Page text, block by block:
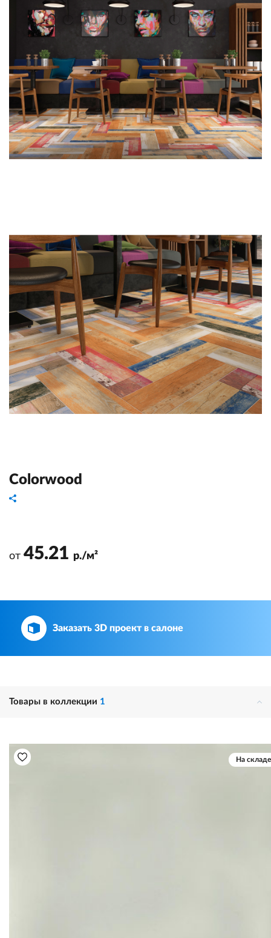
Colorwood
от 45.21 р./м²
Заказать 3D проект в салоне
Товары в коллекции 1
На складе